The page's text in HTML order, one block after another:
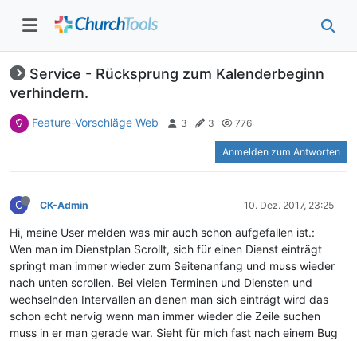
Service - Rücksprung zum Kalenderbeginn
verhindern.
Feature-Vorschläge Web 3 3 776
Anmelden zum Antworten
C CK-Admin 10. Dez. 2017, 23:25
Hi, meine User melden was mir auch schon aufgefallen ist.:
Wen man im Dienstplan Scrollt, sich für einen Dienst einträgt
springt man immer wieder zum Seitenanfang und muss wieder
nach unten scrollen. Bei vielen Terminen und Diensten und
wechselnden Intervallen an denen man sich einträgt wird das
schon echt nervig wenn man immer wieder die Zeile suchen
muss in er man gerade war. Sieht für mich fast nach einem Bug